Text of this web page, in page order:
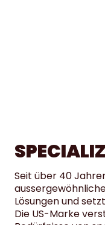
Seit über 40
Lösungen und
Die US-Marke